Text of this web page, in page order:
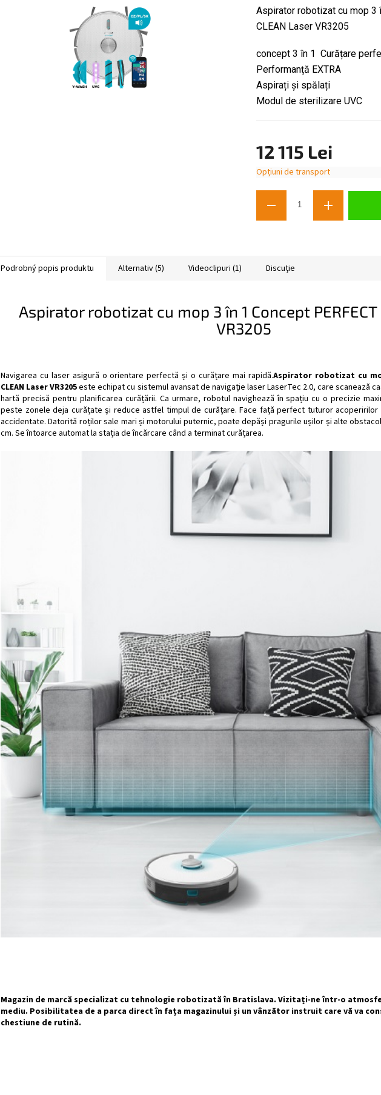
12 115 Lei
Evaluare
Opțiuni de transport
Aspirator robotizat cu mop 3
CLEAN Laser VR3205
concept 3 în 1 Curățare
Performanță EXTRA
Aspirați și spălați
Modul de sterilizare UVC
Podrobný popis produktu Alternativ (5) Videoclipuri (1) Discuţie
Aspirator robotizat cu mop 3 în 1 Concept PERFECT
VR3205
Navigarea cu laser asigură o orientare perfectă și o curățare mai rapidă.Aspirator robotizat cu
CLEAN Laser VR3205este echipat cu sistemul avansat de navigație laser LaserTec 2.0, care scanează
hartă precisă pentru planificarea curățării. Ca urmare, robotul navighează în spațiu cu o precizie
peste zonele deja curățate și reduce astfel timpul de curățare. Face față perfect tuturor
accidentate. Datorită roților sale mari și motorului puternic, poate depăși pragurile ușilor și alte
cm. Se întoarce automat la stația de încărcare când a terminat curățarea.
Magazin de marcă specializat cu tehnologie robotizată în Bratislava. Vizitați-ne într-o
mediu. Posibilitatea de a parca direct în fața magazinului și un vânzător instruit care vă va
chestiune de rutină.